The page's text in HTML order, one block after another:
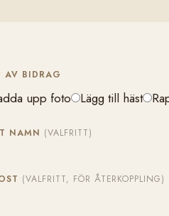
AV BIDRAG
upp foto Lägg till häst
NAMN (VALFRITT)
(VALFRITT, FÖR ÅTERKOPPLING)